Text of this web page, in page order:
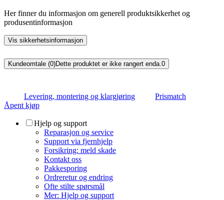
Her finner du informasjon om generell produktsikkerhet og
produsentinformasjon
Vis sikkerhetsinformasjon
Kundeomtale (0)Dette produktet er ikke rangert enda. 0
Levering, montering og klargjøring
Prismatch
Åpent kjøp
Hjelp og support
Reparasjon og service
Support via fjernhjelp
Forsikring: meld skade
Kontakt oss
Pakkesporing
Ordreretur og endring
Ofte stilte spørsmål
Mer: Hjelp og support